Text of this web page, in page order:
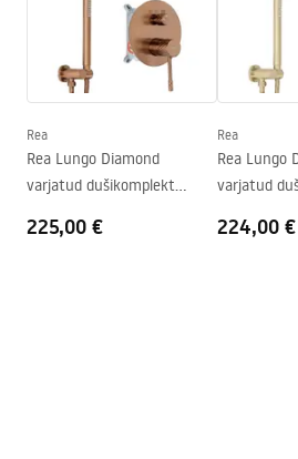
Kattetehnoloogia
PVD
Ühenduse läbimõõt
1/2 tolli
Garantii
Warunki bezpieczeństwa
WARUNKI BEZPIECZENSTWA
Rea
Rea Lungo Diamond
varjatud dušikomplekt
225,00 €
Rea
Rea Lungo
varjatud
224,00 €